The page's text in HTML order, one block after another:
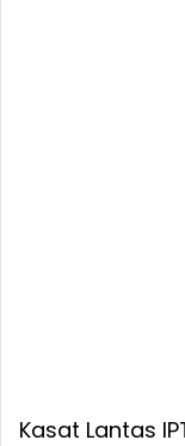
Kasat Lantas